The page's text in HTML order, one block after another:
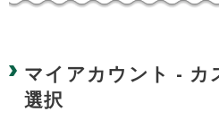
マイアカウント - カ
選択